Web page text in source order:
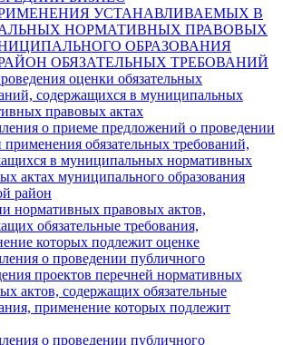
УСТАНАВЛИВАЕМЫХ В
НОРМАТИВНЫХ ПРАВОВЫХ
ОБРАЗОВАНИЯ
ОБЯЗАТЕЛЬНЫХ ТРЕБОВАНИЙ
оценки обязательных
содержащихся в муниципальных
правовых актах
о приеме предложений о проведении
применения обязательных требований,
в муниципальных нормативных
актах муниципального образования
район
нормативных правовых актов,
обязательные требования,
которых подлежит оценке
о проведении публичного
проектов перечней нормативных
актов, содержащих обязательные
применение которых подлежит
о проведении публичного